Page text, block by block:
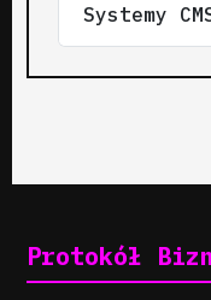
Systemy
Protokół